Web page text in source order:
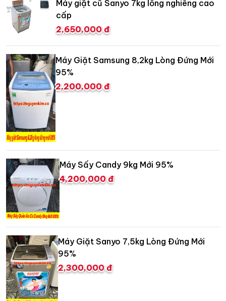
Máy giặt cũ Sanyo 7kg lồng nghiêng cao
cấp
2,650,000 đ
Máy Giặt Samsung 8,2kg Lòng Đứng Mới
95%
2,200,000 đ
Máy Sấy Candy 9kg Mới 95%
4,200,000 đ
Máy Giặt Sanyo 7,5kg Lòng Đứng Mới
95%
2,300,000 đ